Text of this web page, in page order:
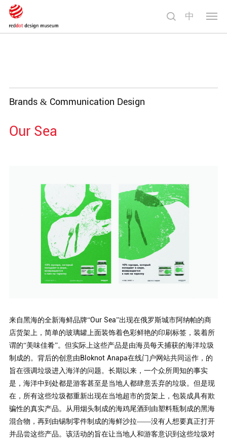
中
切
导
Brands & Communication Design
Our Sea
来自黑海的全新海鲜品牌“Our Sea”出现在俄罗斯城市阿纳帕的商
店货架上，简单的玻璃罐上面装饰着色彩鲜艳的印刷标签，装着所
谓的“美味佳肴”。但实际上这些产品是由海员每天捕获的海洋垃圾
制成的。背后的创意由Bloknot Anapa在线门户网站共同运作，的
旨在强调垃圾进入海洋的问题。长期以来，一个众所周知的事实
是，海洋中到处都是游客甚至是当地人都肆意丢弃的垃圾。但是现
在，所有这些垃圾都重新出现在当地超市的货架上，包装成具有欺
骗性的真实产品。从用烟头制成的海鸡尾酒到由塑料瓶制成的黑海
混合物，再到由锡制零件制成的海鲜沙拉——没有人想要真正打开
并品尝这些产品。该活动的旨在让当地人和游客意识到这些垃圾对